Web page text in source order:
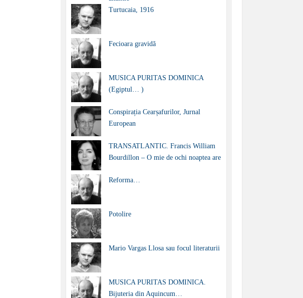
Turtucaia, 1916
Fecioara gravidă
MUSICA PURITAS DOMINICA
(Egiptul… )
Conspirația Cearșafurilor, Jurnal
European
TRANSATLANTIC. Francis William
Bourdillon – O mie de ochi noaptea are
Reforma…
Potolire
Mario Vargas Llosa sau focul literaturii
MUSICA PURITAS DOMINICA.
Bijuteria din Aquincum…